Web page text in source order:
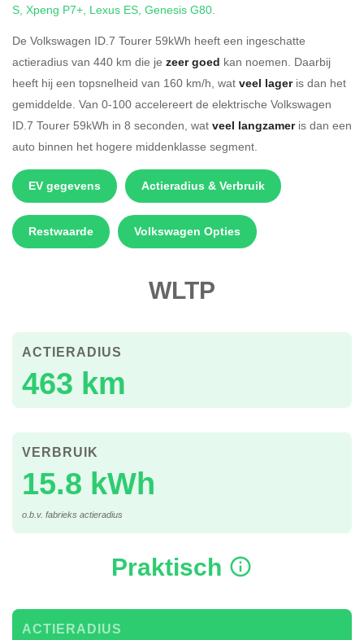
S, Xpeng P7+, Lexus ES, Genesis G80.
De Volkswagen ID.7 Tourer 59kWh heeft een ingeschatte
actieradius van 440 km die je zeer goed kan noemen. Daarbij
heeft hij een topsnelheid van 160 km/h, wat veel lageris dan het
gemiddelde. Van 0-100 accelereert de elektrische Volkswagen
ID.7 Tourer 59kWh in 8 seconden, wat veel langzameris dan een
auto binnen het hogere middenklasse segment.
EV gegevens Actieradius & Verbruik
Restwaarde Volkswagen Opties
WLTP
463 km
ACTIERADIUS
15.8 kWh
VERBRUIK
o.b.v. fabrieks actieradius
Praktisch
ACTIERADIUS